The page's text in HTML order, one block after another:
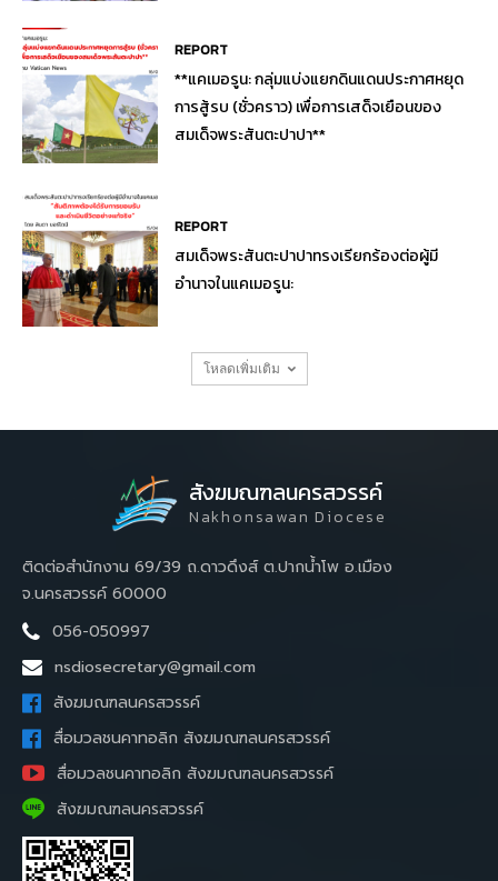
REPORT
**แคเมอรูน: กลุ่มแบ่งแยกดินแดนประกาศหยุด
การสู้รบ (ชั่วคราว) เพื่อการเสด็จเยือนของ
สมเด็จพระสันตะปาปา**
REPORT
สมเด็จพระสันตะปาปาทรงเรียกร้องต่อผู้มี
อำนาจในแคเมอรูน:
โหลดเพิ่มเติม
สังฆมณฑลนครสวรรค์
Nakhonsawan Diocese
ติดต่อสำนักงาน 69/39 ถ.ดาวดึงส์ ต.ปากน้ำโพ อ.เมือง
จ.นครสวรรค์ 60000
056-050997
nsdiosecretary@gmail.com
สังฆมณฑลนครสวรรค์
สื่อมวลชนคาทอลิก สังฆมณฑลนครสวรรค์
สื่อมวลชนคาทอลิก สังฆมณฑลนครสวรรค์
สังฆมณฑลนครสวรรค์